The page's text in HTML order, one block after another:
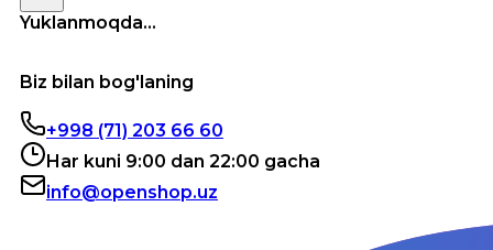
Yuklanmoqda...
Biz bilan bog'laning
+998 (71) 203 66 60
Har kuni 9:00 dan 22:00 gacha
info@openshop.uz